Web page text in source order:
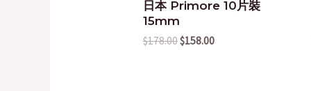
日本 Primore 10片裝
15mm
$178.00$158.00